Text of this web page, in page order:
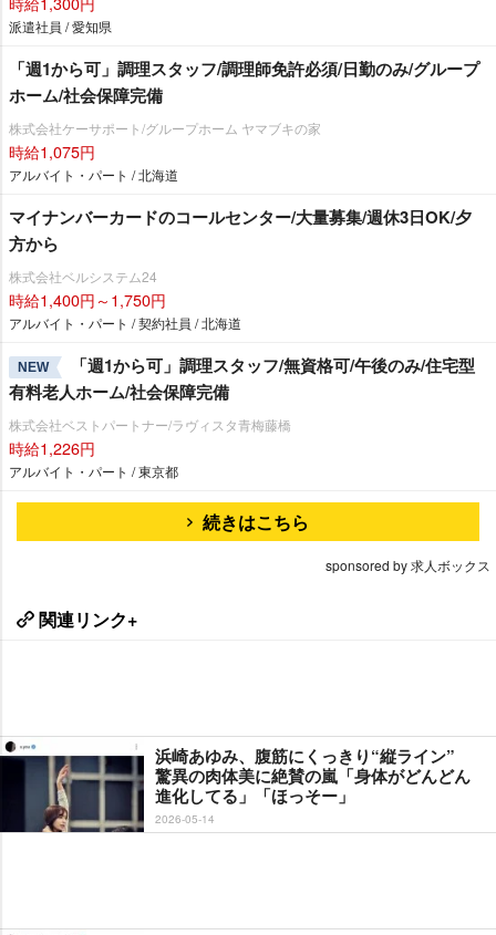
派遣社員 / 愛知県
「週1から可」調理スタッフ/調理師免許必須/日勤のみ/グループ
ホーム/社会保障完備
株式会社ケーサポート/グループホーム ヤマブキの家
時給1,075円
アルバイト・パート / 北海道
マイナンバーカードのコールセンター/大量募集/週休3日OK/夕
方から
株式会社ベルシステム24
時給1,400円～1,750円
アルバイト・パート / 契約社員 / 北海道
NEW
「週1から可」調理スタッフ/無資格可/午後のみ/住宅型
有料老人ホーム/社会保障完備
株式会社ベストパートナー/ラヴィスタ青梅藤橋
時給1,226円
アルバイト・パート / 東京都
続きはこちら
sponsored by 求人ボックス
関連リンク+
浜崎あゆみ、腹筋にくっきり“縦ライン”
驚異の肉体美に絶賛の嵐「身体がどんどん
進化してる」「ほっそー」
2026-05-14